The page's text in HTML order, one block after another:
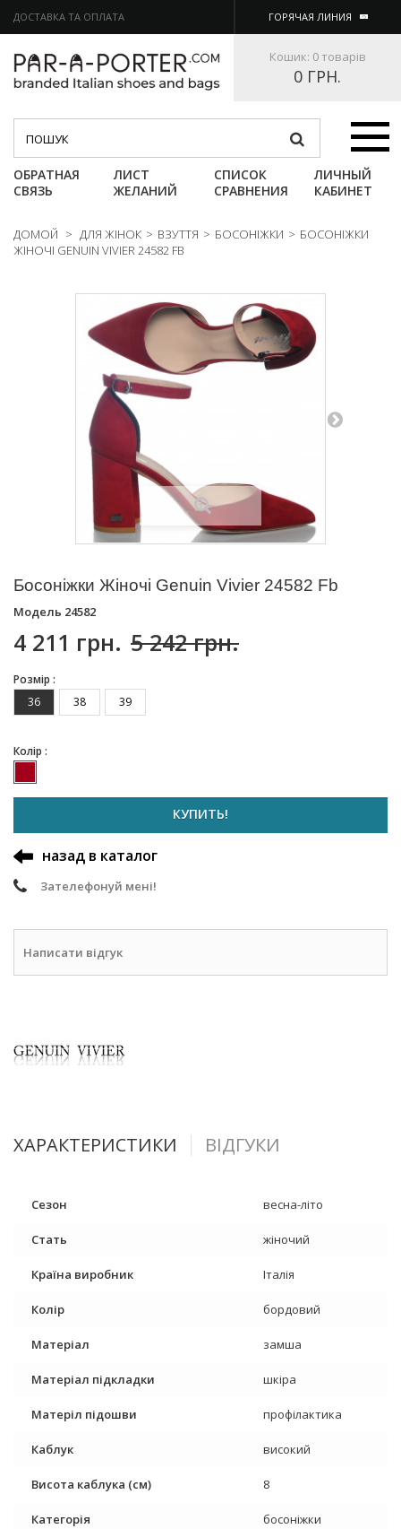
ДОСТАВКА ТА ОПЛАТА ГОРЯЧАЯ ЛИНИЯ
Кошик: 0 товарів
0 ГРН.
Категории
ОБРАТНАЯ
СВЯЗЬ
ЛИСТ
ЖЕЛАНИЙ
СПИСОК
СРАВНЕНИЯ
ЛИЧНЫЙ
КАБИНЕТ
ДОМОЙ > ДЛЯ ЖІНОК > ВЗУТТЯ > БОСОНІЖКИ > БОСОНІЖКИ
ЖІНОЧІ GENUIN VIVIER 24582 FB
Босоніжки Жіночі Genuin Vivier 24582 Fb
Модель 24582
4 211 грн. 5 242 грн.
Розмір :
36
38 39
Колір :
КУПИТЬ!
назад в каталог
Зателефонуй мені!
Написати відгук
ХАРАКТЕРИСТИКИ ВІДГУКИ
Сезон весна-літо
Стать жіночий
Країна виробник Італія
Колір бордовий
Матеріал замша
Матеріал підкладки шкіра
Матеріл підошви профілактика
Каблук високий
Висота каблука (см) 8
Категорія босоніжки